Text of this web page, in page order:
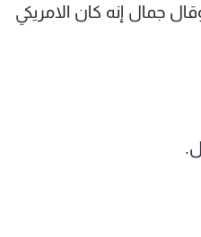
جمال إنه كان الامريكي